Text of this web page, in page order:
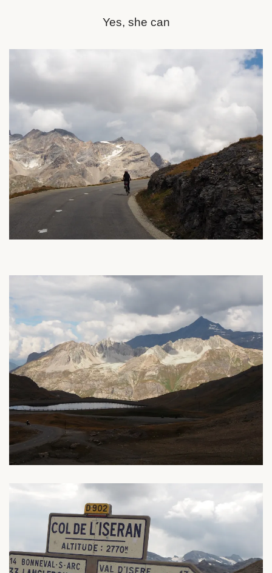
Yes, she can